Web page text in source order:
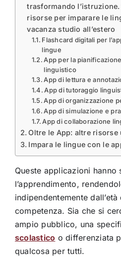
trasformando
risorse per imparare le
vacanza studio all’estero
Flashcard digitali per
lingue
App per la
linguistico
App di lettura e
App di tutoraggio
App di organizzazione
App di simulazione e
App di collaborazione
Oltre le App: altre risorse
Impara le lingue con le
Queste applicazioni hanno
l’apprendimento,
indipendentemente
competenza. Sia che si
ampio pubblico, una
scolastico o differenziata
qualcosa per tutti.